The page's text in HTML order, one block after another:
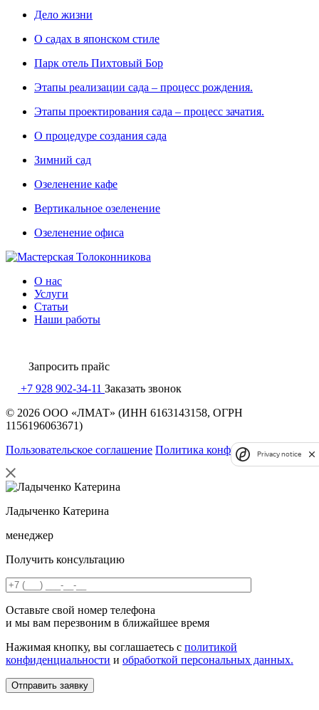
Дело жизни
О садах в японском стиле
Парк отель Пихтовый Бор
Этапы реализации сада – процесс рождения.
Этапы проектирования сада – процесс зачатия.
О процедуре создания сада
Зимний сад
Озеленение кафе
Вертикальное озеленение
Озеленение офиса
О нас
Услуги
Статьи
Наши работы
Запросить прайс
+7 928 902-34-11 Заказать звонок
© 2026 ООО «ЛМАТ» (ИНН 6163143158, ОГРН
1156196063671)
Пользовательское соглашение Политика конфиденциальности
Ладыченко Катерина
менеджер
Получить консультацию
Оставьте свой номер телефона
и мы вам перезвоним в ближайшее время
Нажимая кнопку, вы соглашаетесь с политикой
конфиденциальности и обработкой персональных данных.
Privacy notice